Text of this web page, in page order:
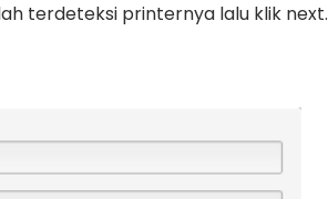
terdeteksi printernya lalu klik next.